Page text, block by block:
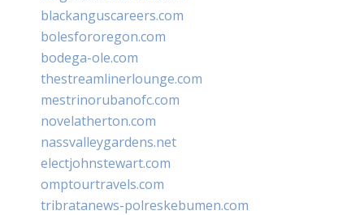
blackanguscareers.com
bolesfororegon.com
bodega-ole.com
thestreamlinerlounge.com
mestrinorubanofc.com
novelatherton.com
nassvalleygardens.net
electjohnstewart.com
omptourtravels.com
tribratanews-polreskebumen.com